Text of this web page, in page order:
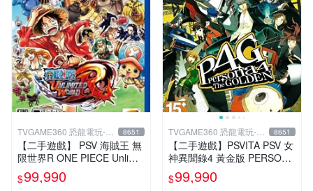
TVGAME360 恐龍電玩-台
中店
8651
【二手遊戲】 PSV 海賊王 無
限世界R ONE PIECE Unlimit
ed World 中文版【台中恐龍
電玩】
$99,990
TVGAME360 恐龍電玩-台
中店
8651
【二手遊戲】PSVITA PSV 女
神異聞錄4 黃金版 PERSONA
4 The GOLDEN 中文版【台
中恐龍電玩】
$99,990